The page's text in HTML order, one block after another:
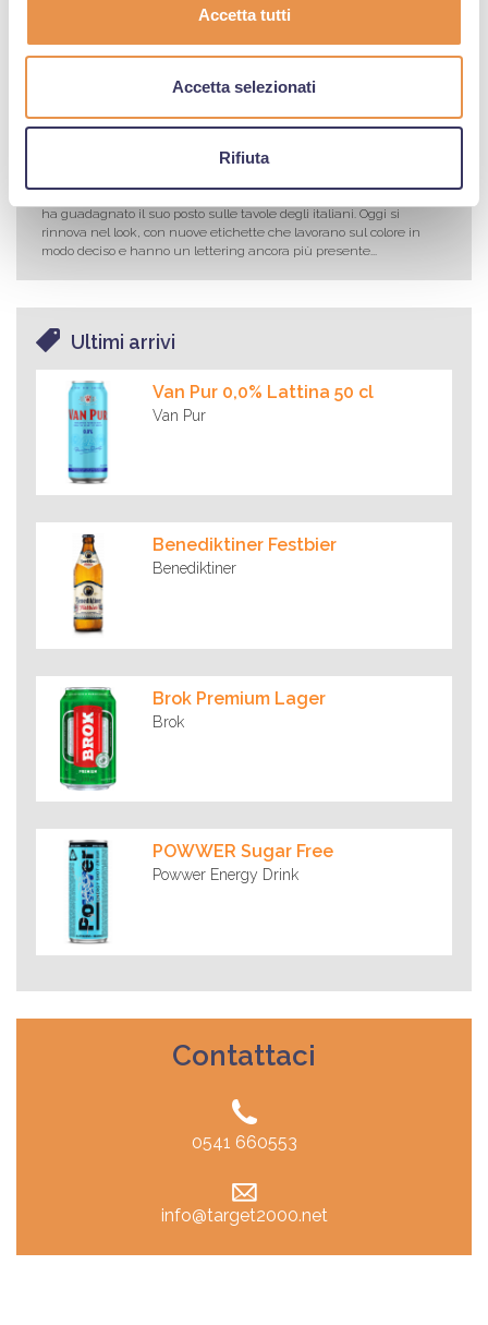
Accetta tutti
Accetta selezionati
Rifiuta
Il Natale arriva in estate: le proposte Amarcord per le
Chi lavora nella distribuzione lo sa meglio di chiunque altro, il
giuste che possono fare la differenza a scaffale. Quest'anno Birra
Birra Lucilla è sulle tavole italiane dal 2008, quasi vent'anni in cui
ha guadagnato il suo posto sulle tavole degli italiani. Oggi si
rinnova nel look, con nuove etichette che lavorano sul colore in
modo deciso e hanno un lettering ancora più presente...
Ultimi arrivi
Van Pur 0,0% Lattina 50 cl
Van Pur
Benediktiner Festbier
Benediktiner
Brok Premium Lager
Brok
POWWER Sugar Free
Powwer Energy Drink
Contattaci
0541 660553
info@target2000.net